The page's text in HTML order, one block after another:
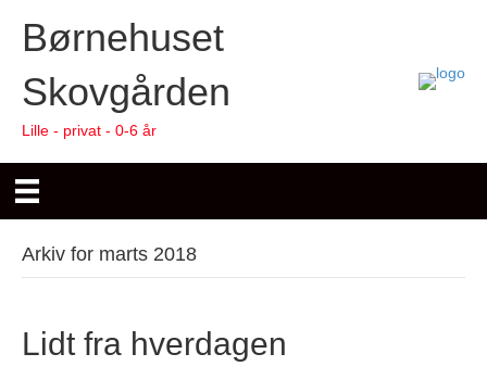
Børnehuset
Skovgården
Lille - privat - 0-6 år
Arkiv for marts 2018
Lidt fra hverdagen